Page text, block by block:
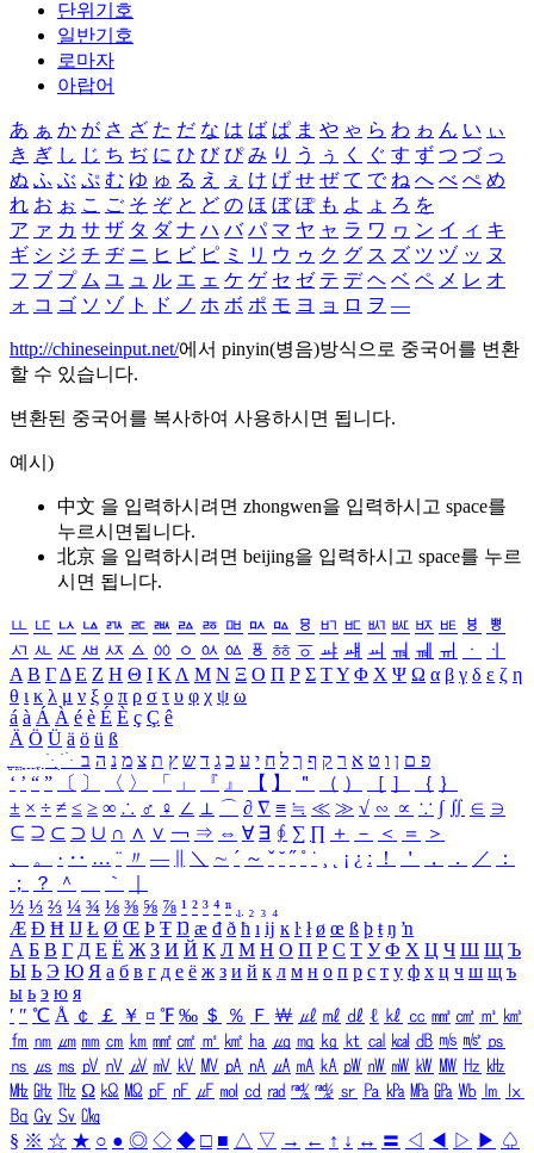
단위기호
일반기호
로마자
아랍어
あ ぁ か が さ ざ た だ な は ば ぱ ま や ゃ ら わ ゎ ん い ぃ
き ぎ し じ ち ぢ に ひ び ぴ み り う ぅ く ぐ す ず つ づ っ
ぬ ふ ぶ ぷ む ゆ ゅ る え ぇ け げ せ ぜ て で ね へ べ ぺ め
れ お ぉ こ ご そ ぞ と ど の ほ ぼ ぽ も よ ょ ろ を
ア ァ カ サ ザ タ ダ ナ ハ バ パ マ ヤ ャ ラ ワ ヮ ン イ ィ キ
ギ シ ジ チ ヂ ニ ヒ ビ ピ ミ リ ウ ゥ ク グ ス ズ ツ ヅ ッ ヌ
フ ブ プ ム ユ ュ ル エ ェ ケ ゲ セ ゼ テ デ ヘ ベ ペ メ レ オ
ォ コ ゴ ソ ゾ ト ド ノ ホ ボ ポ モ ヨ ョ ロ ヲ ―
http://chineseinput.net/에서 pinyin(병음)방식으로 중국어를 변환
할 수 있습니다.
변환된 중국어를 복사하여 사용하시면 됩니다.
예시)
中文 을 입력하시려면 zhongwen을 입력하시고 space를
누르시면됩니다.
北京 을 입력하시려면 beijing을 입력하시고 space를 누르
시면 됩니다.
ㅥ ㅦ ㅧ ㅨ ㅩ ㅪ ㅫ ㅬ ㅭ ㅮ ㅯ ㅰ ㅱ ㅲ ㅳ ㅴ ㅵ ㅶ ㅷ ㅸ
ㅹ
ㅺ ㅻ ㅼ ㅽ ㅾ ㅿ ㆀ ㆁ ㆂ ㆃ ㆄ ㆅ ㆆ ㆇ ㆈ ㆉ ㆊ ㆋ ㆌ ㆍ
ㆎ
Α Β ΓΔ Ε Ζ Η Θ Ι ΚΛ Μ Ν Ξ Ο Π Ρ Σ ΤΥ Φ Χ Ψ Ω α β γ δ ε ζ η
θ ι κ λ μ ν ξ ο π ρ σ τ υ φ χ ψ ω
á à Á À é è É È ç Ç ê
Ä Ö Ü ä ö ü ß
ִֶֹ ֻּ ׁׂ פ ם ן ו ט א ר ק ף ך ל ח י ע כ ג ד ש ץ ת צ מ נ ה ב
‘ ’ “ ” 〔 〕 〈 〉 「 」 『 』 【 】 ＂ （ ） ［ ］ ｛ ｝
± × ÷ ≠ ≤ ≥ ∞ ∴ ♂ ♀ ∠ ⊥ ⌒ ∂ ∇ ≡ ≒ ≪ ≫ √ ∽ ∝ ∵ ∫ ∬ ∈ ∋
⊆ ⊇ ⊂ ⊃ ∪ ∩ ∧ ∨ ￢ ⇒ ⇔ ∀ ∃ ∮ ∑ ∏ ＋ － ＜ ＝
＞
、
。 · ‥ … ¨ 〃 ― ＼ ∼ ´ ～ ˇ ˘ ˝ ˚ ˙ ¸ ¡ ¿ ː ！ ＇ ， ． ／
：
；
？ ＾ ｀
½ ⅓ ⅔ ¼ ¾ ⅛ ⅜ ⅝ ⅞ ¹ ² ³ ⁴ ⁿ ₁ ₂ ₃ ₄
Æ Ð Ħ Ĳ Ł Ø Œ Þ Ŧ Ŋ æ đ ð ħ ı ĳ ĸ ŀ ł ø œ ß þ ŧ ŋ ŉ
А Б В Г Д Е Ё Ж З И Й К Л М Н О П Р С Т У Ф Х Ц Ч Ш Щ Ъ
Ы Ь Э Ю Я а б в г д е ё ж з и й к л м н о п р с т у ф х ц ч ш щ ъ
ы ь э ю я
′ ″ ℃ Å ￠ ￡ ￥ ¤ ℉ ‰ ＄ ％ Ｆ ￦ ㎕ ㎖ ㎗ ℓ ㎘ ㏄ ㎣ ㎤ ㎥ ㎦
㎙ ㎚ ㎛ ㎜ ㎝ ㎞ ㎟ ㎠ ㎡ ㎢ ㏊ ㎍ ㎎ ㎏ ㏏ ㎈ ㎉ ㏈ ㎧ ㎨ ㎰
㎱ ㎲ ㎳ ㎴ ㎵ ㎶ ㎷ ㎸ ㎹ ㎀ ㎁ ㎂ ㎃ ㎄ ㎺ ㎻ ㎽ ㎾ ㎿ ㎐ ㎑
㎒ ㎓ ㎔ Ω ㏀ ㏁ ㎊ ㎋ ㎌ ㏖ ㏅ ㎭ ㎮ ㎯ ㏛ ㎩ ㎪ ㎫ ㎬ ㏝ ㏐
㏓
㏃ ㏉ ㏜ ㏆
§ ※ ☆ ★ ○ ● ◎ ◇ ◆ □ ■ △ ▽ → ← ↑ ↓ ↔ 〓 ◁ ◀ ▷ ▶ ♤